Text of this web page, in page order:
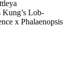
Kung’s Lob-
x Phalaenopsis